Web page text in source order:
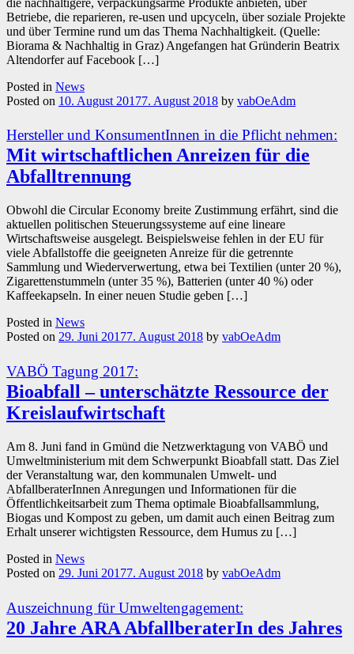
Betriebe, die reparieren, re-usen und upcyceln, über soziale Projekte
und über Termine rund um das Thema Nachhaltigkeit. (Quelle:
Biorama & Nachhaltig in Graz) Angefangen hat Gründerin Beatrix
Altendorfer auf Facebook […]
Posted in News
Posted on 10. August 20177. August 2018 by vabOeAdm
Hersteller und KonsumentInnen in die Pflicht nehmen:
Mit wirtschaftlichen Anreizen für die
Abfalltrennung
Obwohl die Circular Economy breite Zustimmung erfährt, sind die
aktuellen politischen Steuerungssysteme auf eine lineare
Wirtschaftsweise ausgelegt. Beispielsweise fehlen in der EU für
viele Abfallstoffe die geeigneten Anreize für die getrennte
Sammlung und Wiederverwertung, etwa bei Textilien (unter 20 %),
Zigarettenstummeln (unter 35 %), Batterien (unter 40 %) oder
Kaffeekapseln. In einer neuen Studie geben […]
Posted in News
Posted on 29. Juni 20177. August 2018 by vabOeAdm
VABÖ Tagung 2017:
Bioabfall – unterschätzte Ressource der
Kreislaufwirtschaft
Am 8. Juni fand in Gmünd die Netzwerktagung von VABÖ und
Umweltministerium mit dem Schwerpunkt Bioabfall statt. Das Ziel
der Veranstaltung war, den kommunalen Umwelt- und
AbfallberaterInnen Anregungen und Informationen für die
Öffentlichkeitsarbeit zum Thema optimale Bioabfallsammlung,
Biogas und Kompost zu geben, um damit auch einen Beitrag zum
Erhalt unserer wichtigsten Ressource, dem Humus zu […]
Posted in News
Posted on 29. Juni 20177. August 2018 by vabOeAdm
Auszeichnung für Umweltengagement:
20 Jahre ARA AbfallberaterIn des Jahres